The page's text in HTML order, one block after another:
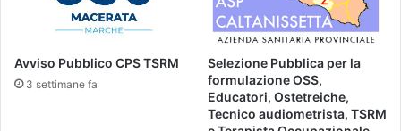
Avviso Pubblico CPS TSRM
3 settimane fa
Selezione Pubblica per la
formulazione OSS,
Educatori, Ostetreiche,
Tecnico audiometrista, TSRM